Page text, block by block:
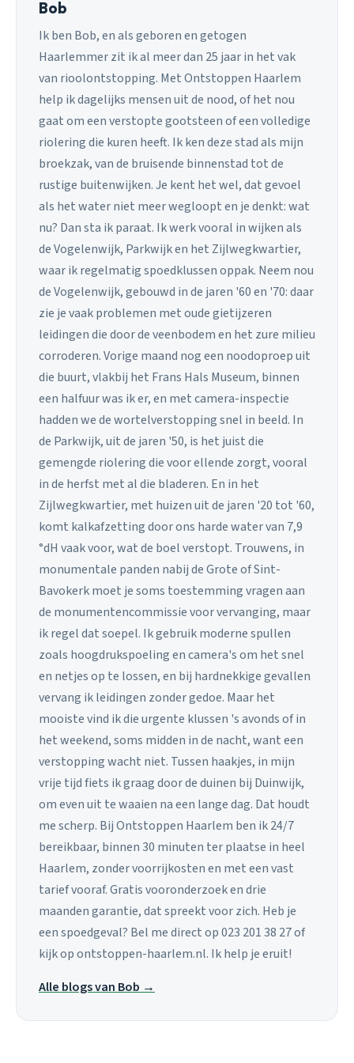
Bob
Ik ben Bob, en als geboren en getogen
Haarlemmer zit ik al meer dan 25 jaar in het vak
van rioolontstopping. Met Ontstoppen Haarlem
help ik dagelijks mensen uit de nood, of het nou
gaat om een verstopte gootsteen of een volledige
riolering die kuren heeft. Ik ken deze stad als mijn
broekzak, van de bruisende binnenstad tot de
rustige buitenwijken. Je kent het wel, dat gevoel
als het water niet meer wegloopt en je denkt: wat
nu? Dan sta ik paraat. Ik werk vooral in wijken als
de Vogelenwijk, Parkwijk en het Zijlwegkwartier,
waar ik regelmatig spoedklussen oppak. Neem nou
de Vogelenwijk, gebouwd in de jaren '60 en '70: daar
zie je vaak problemen met oude gietijzeren
leidingen die door de veenbodem en het zure milieu
corroderen. Vorige maand nog een noodoproep uit
die buurt, vlakbij het Frans Hals Museum, binnen
een halfuur was ik er, en met camera-inspectie
hadden we de wortelverstopping snel in beeld. In
de Parkwijk, uit de jaren '50, is het juist die
gemengde riolering die voor ellende zorgt, vooral
in de herfst met al die bladeren. En in het
Zijlwegkwartier, met huizen uit de jaren '20 tot '60,
komt kalkafzetting door ons harde water van 7,9
°dH vaak voor, wat de boel verstopt. Trouwens, in
monumentale panden nabij de Grote of Sint-
Bavokerk moet je soms toestemming vragen aan
de monumentencommissie voor vervanging, maar
ik regel dat soepel. Ik gebruik moderne spullen
zoals hoogdrukspoeling en camera's om het snel
en netjes op te lossen, en bij hardnekkige gevallen
vervang ik leidingen zonder gedoe. Maar het
mooiste vind ik die urgente klussen 's avonds of in
het weekend, soms midden in de nacht, want een
verstopping wacht niet. Tussen haakjes, in mijn
vrije tijd fiets ik graag door de duinen bij Duinwijk,
om even uit te waaien na een lange dag. Dat houdt
me scherp. Bij Ontstoppen Haarlem ben ik 24/7
bereikbaar, binnen 30 minuten ter plaatse in heel
Haarlem, zonder voorrijkosten en met een vast
tarief vooraf. Gratis vooronderzoek en drie
maanden garantie, dat spreekt voor zich. Heb je
een spoedgeval? Bel me direct op 023 201 38 27 of
kijk op ontstoppen-haarlem.nl. Ik help je eruit!
Alle blogs van Bob →